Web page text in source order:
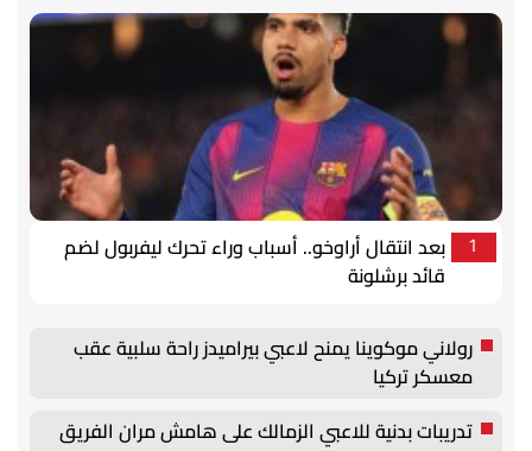
1
بعد انتقال أراوخو.. أسباب وراء تحرك ليفربول لضم
قائد برشلونة
رولاني موكوينا يمنح لاعبي بيراميدز راحة سلبية عقب
معسكر تركيا
تدريبات بدنية للاعبي الزمالك على هامش مران الفريق